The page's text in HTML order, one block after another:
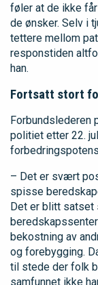
føler at de ikke
de ønsker. Selv i
tettere mellom
responstiden
han.
Fortsatt stort
Forbundslederen
politiet etter 22.
– Det er svært
spisse
Det er blitt satset
bekostning av
og forebygging.
til stede der folk
samfunnet ikke